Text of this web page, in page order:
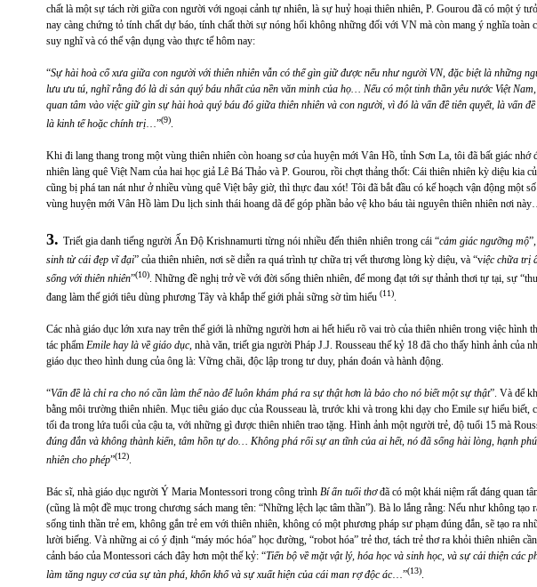
chất là một sự tách rời giữa con người với ngoại cảnh tự nhiên, là sự huỷ hoại thiên nhiên, P. Gourou đã có một ý
nay càng chứng tỏ tính chất dự báo, tính chất thời sự nóng hổi không những đối với VN mà còn mang ý nghĩa toàn
suy nghĩ và có thể vận dụng vào thực tế hôm nay:
“Sự hài hoà cổ xưa giữa con người với thiên nhiên vẫn có thể gìn giữ được nếu như người VN, đặc biệt là những
lưu ưu tú, nghĩ rằng đó là di sản quý báu nhất của nền văn minh của họ… Nếu có một tinh thần yêu nước Việt
quan tâm vào việc giữ gìn sự hài hoà quý báu đó giữa thiên nhiên và con người, vì đó là vấn đề tiên quyết, là vấn
là kinh tế hoặc chính trị…”(9).
Khi đi lang thang trong một vùng thiên nhiên còn hoang sơ của huyện mới Vân Hồ, tỉnh Sơn La, tôi đã bất giác nhớ
nhiên làng quê Việt Nam của hai học giả Lê Bá Thảo và P. Gourou, rồi chợt thảng thốt: Cái thiên nhiên kỳ diệu kia
cũng bị phá tan nát như ở nhiều vùng quê Việt bây giờ, thì thực đau xót! Tôi đã bắt đầu có kế hoạch vận động một
vùng huyện mới Vân Hồ làm Du lịch sinh thái hoang dã để góp phần bảo vệ kho báu tài nguyên thiên nhiên nơi
3. Triết gia danh tiếng người Ấn Độ Krishnamurti từng nói nhiều đến thiên nhiên trong cái “cảm giác ngưỡng mộ
sinh từ cái đẹp vĩ đại” của thiên nhiên, nơi sẽ diễn ra quá trình tự chữa trị vết thương lòng kỳ diệu, và “việc chữa trị
sống với thiên nhiên”(10). Những đề nghị trở về với đời sống thiên nhiên, để mong đạt tới sự thảnh thơi tự tại, sự
đang làm thế giới tiêu dùng phương Tây và khắp thế giới phải sững sờ tìm hiểu (11).
Các nhà giáo dục lớn xưa nay trên thế giới là những người hơn ai hết hiểu rõ vai trò của thiên nhiên trong việc hình
tác phẩm Emile hay là về giáo dục, nhà văn, triết gia người Pháp J.J. Rousseau thế kỷ 18 đã cho thấy hình ảnh của
giáo dục theo hình dung của ông là: Vững chãi, độc lập trong tư duy, phán đoán và hành động.
“Vấn đề là chỉ ra cho nó cần làm thế nào để luôn khám phá ra sự thật hơn là bảo cho nó biết một sự thật”. Và để
bằng môi trường thiên nhiên. Mục tiêu giáo dục của Rousseau là, trước khi và trong khi dạy cho Emile sự hiểu biết,
tối đa trong lứa tuổi của cậu ta, với những gì được thiên nhiên trao tặng. Hình ảnh một người trẻ, độ tuổi 15 mà
đúng đắn và không thành kiến, tâm hồn tự do… Không phá rối sự an tĩnh của ai hết, nó đã sống hài lòng, hạnh
nhiên cho phép”(12).
Bác sĩ, nhà giáo dục người Ý Maria Montessori trong công trình Bí ẩn tuổi thơđã có một khái niệm rất đáng quan
(cũng là một đề mục trong chương sách mang tên: “Những lệch lạc tâm thần”). Bà lo lắng rằng: Nếu như không
sống tinh thần trẻ em, không gắn trẻ em với thiên nhiên, không có một phương pháp sư phạm đúng đắn, sẽ tạo ra
lười biếng. Và những ai có ý định “máy móc hóa” học đường, “robot hóa” trẻ thơ, tách trẻ thơ ra khỏi thiên nhiên
cảnh báo của Montessori cách đây hơn một thế kỷ: “Tiến bộ về mặt vật lý, hóa học và sinh học, và sự cải thiện các
làm tăng nguy cơ của sự tàn phá, khốn khổ và sự xuất hiện của cái man rợ độc ác…”(13).